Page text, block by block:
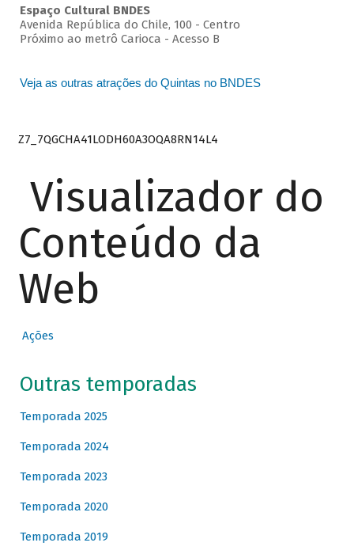
Espaço Cultural BNDES
Avenida República do Chile, 100 - Centro
Próximo ao metrô Carioca - Acesso B
Veja as outras atrações do Quintas no BNDES
Z7_7QGCHA41LODH60A3OQA8RN14L4
Visualizador do
Conteúdo da
Web
Ações
Outras temporadas
Temporada 2025
Temporada 2024
Temporada 2023
Temporada 2020
Temporada 2019